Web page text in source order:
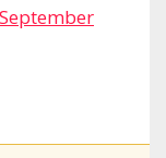
September